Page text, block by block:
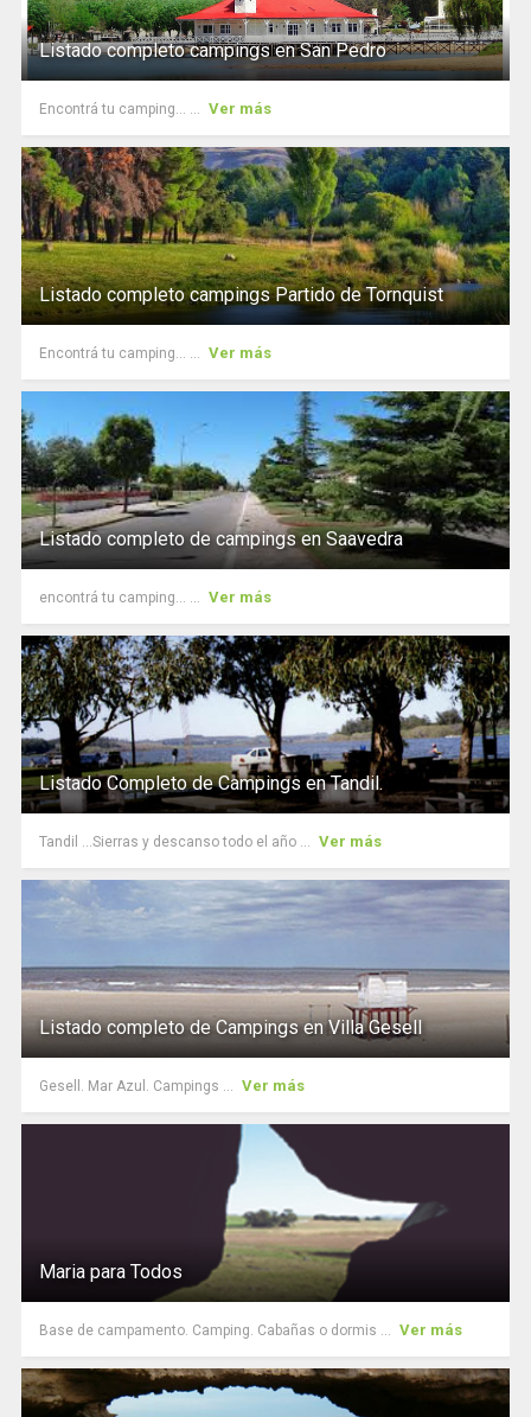
Listado completo campings en San Pedro
Encontrá tu camping... ... Ver más
Listado completo campings Partido de Tornquist
Encontrá tu camping... ... Ver más
Listado completo de campings en Saavedra
encontrá tu camping... ... Ver más
Listado Completo de Campings en Tandil.
Tandil ...Sierras y descanso todo el año ... Ver más
Listado completo de Campings en Villa Gesell
Gesell. Mar Azul. Campings ... Ver más
Maria para Todos
Base de campamento. Camping. Cabañas o dormis ... Ver más